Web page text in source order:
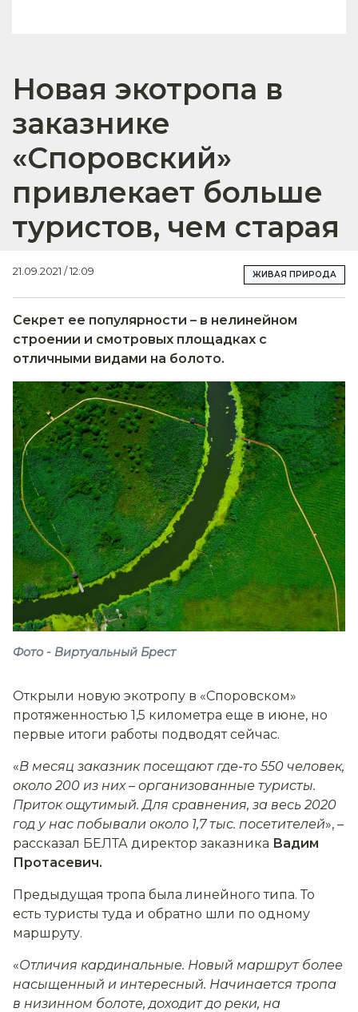
Новая экотропа в
заказнике
«Споровский»
привлекает больше
туристов, чем старая
21.09.2021 / 12:09 ЖИВАЯ ПРИРОДА
Секрет ее популярности – в нелинейном
строении и смотровых площадках с
отличными видами на болото.
Фото - Виртуальный Брест
Открыли новую экотропу в «Споровском»
протяженностью 1,5 километра еще в июне, но
первые итоги работы подводят сейчас.
«В месяц заказник посещают где-то 550 человек,
около 200 из них– организованные туристы.
Приток ощутимый. Для сравнения, за весь 2020
год у нас побывали около 1,7 тыс. посетителей», –
рассказал БЕЛТА директор заказника Вадим
Протасевич.
Предыдущая тропа была линейного типа. То
есть туристы туда и обратно шли по одному
маршруту.
«Отличия кардинальные. Новый маршрут более
насыщенный и интересный. Начинается тропа
в низинном болоте, доходит до реки, на